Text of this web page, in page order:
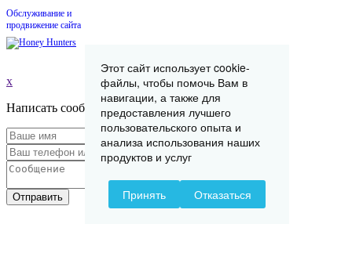
Обслуживание и
продвижение сайта
x
Написать сообщение
Отправить
Этот сайт использует cookie-
файлы, чтобы помочь Вам в
навигации, а также для
предоставления лучшего
пользовательского опыта и
анализа использования наших
продуктов и услуг
Принять Отказаться